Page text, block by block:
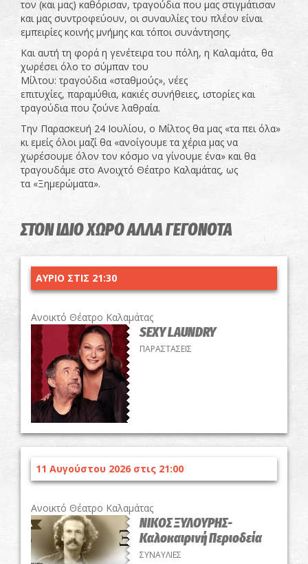
τον (και μας) καθόρισαν, τραγούδια που μας στιγμάτισαν
και μας συντροφεύουν, οι συναυλίες του πλέον είναι
εμπειρίες κοινής μνήμης και τόποι συνάντησης.
Και αυτή τη φορά η γενέτειρα του πόλη, η Καλαμάτα, θα
χωρέσει όλο το σύμπαν του
Μίλτου: τραγούδια «σταθμούς», νέες
επιτυχίες, παραμύθια, κακιές συνήθειες, ιστορίες και
τραγούδια που ζούνε λαθραία.
Την Παρασκευή 24 Ιουλίου, ο Μίλτος θα μας «τα πει όλα»
κι εμείς όλοι μαζί θα «ανοίγουμε τα χέρια μας να
χωρέσουμε όλον τον κόσμο να γίνουμε ένα» και θα
τραγουδάμε στο Ανοιχτό Θέατρο Καλαμάτας, ως
τα «Ξημερώματα».
ΣΤΟΝ ΙΔΙΟ ΧΩΡΟ ΑΛΛΑ ΓΕΓΟΝΟΤΑ
ΑΥΡΙΟ ΣΤΙΣ 21:30
Ανοικτό Θέατρο Καλαμάτας
SEXY LAUNDRY
ΠΑΡΑΣΤΑΣΕΙΣ
11 Αυγούστου 2026 στις 21:00
Ανοικτό Θέατρο Καλαμάτας
ΝΙΚΟΣ ΞΥΛΟΥΡΗΣ-
Καλοκαιρινή Περιοδεία
ΣΥΝΑΥΛΙΕΣ